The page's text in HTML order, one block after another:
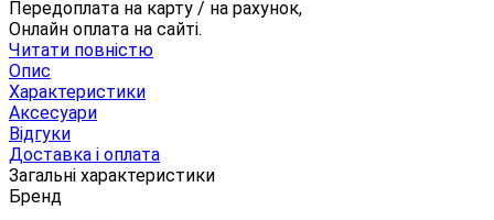
Передоплата на карту / на рахунок,
Онлайн оплата на сайті.
Читати повністю
Опис
Характеристики
Аксесуари
Відгуки
Доставка і оплата
Загальні характеристики
Бренд